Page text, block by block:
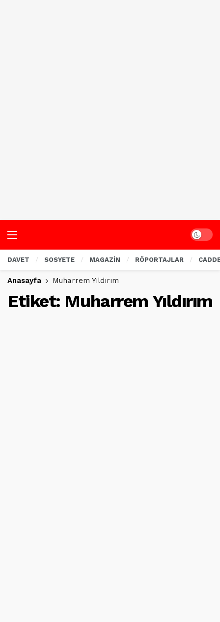
Dark
DAVET SOSYETE MAGAZİN RÖPORTAJLAR
Anasayfa Muharrem Yıldırım
Etiket: Muharrem Yıldırım